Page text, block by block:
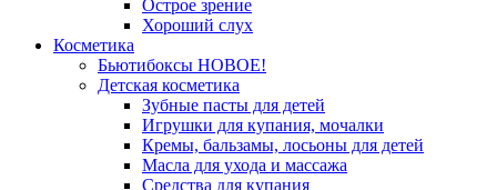
Острое зрение
Хороший слух
Косметика
Бьютибоксы НОВОЕ!
Детская косметика
Зубные пасты для детей
Игрушки для купания, мочалки
Кремы, бальзамы, лосьоны для детей
Масла для ухода и массажа
Средства для купания